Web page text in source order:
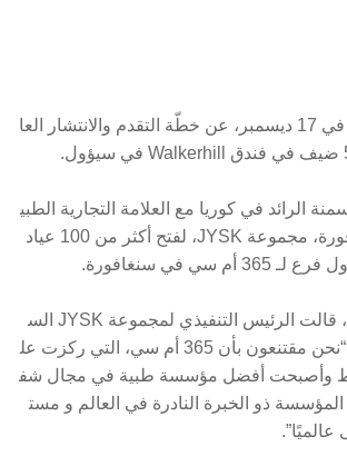
أعلنت 365 أم سي في 17 ديسمبر، عن خطّة التقدم والانتشار العا
الرائد في كوريا مع العلامة التجارية الطبي
ة الرائدة في سنغافورة، مجموعة JYSK، لفتح أكثر من 100 عياد
سي في سنغافورة.
ولتحقيق هذه الغاية، قالت الرئيس التنفيذي لمجموعة JYSK الس
يّدة جينيفر يو-تان،: “نحن مقتنعون بأن 365 أم سي، التي ركزت عل
وأصبحت أفضل مؤسسة طبية في مجال شف
ذو الخبرة النادرة في العالم و مست